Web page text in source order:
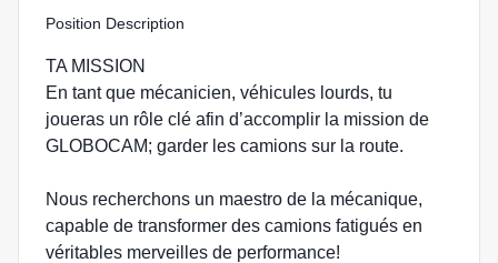
Position Description
TA MISSION
En tant que mécanicien, véhicules lourds, tu
joueras un rôle clé afin d’accomplir la mission de
GLOBOCAM; garder les camions sur la route.
Nous recherchons un maestro de la mécanique,
capable de transformer des camions fatigués en
véritables merveilles de performance!